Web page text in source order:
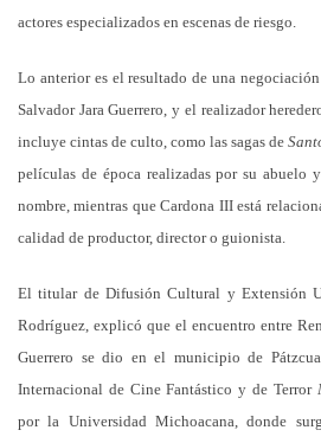
actores especializados en escenas de riesgo.
Lo anterior es el resultado de una
Salvador Jara Guerrero, y el realizador
incluye cintas de culto, como las sagas de
películas de época realizadas por su abuelo
nombre, mientras que Cardona III está
calidad de productor, director o guionista.
El titular de Difusión Cultural y Extensión
Rodríguez, explicó que el encuentro entre
Guerrero se dio en el municipio de
Internacional de Cine Fantástico y de Terror
por la Universidad Michoacana, donde